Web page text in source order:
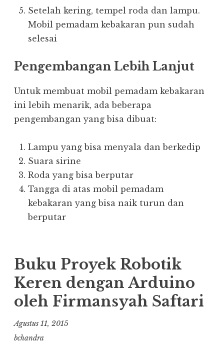
Setelah kering, tempel roda dan lampu.
Mobil pemadam kebakaran pun sudah
selesai
Pengembangan Lebih Lanjut
Untuk membuat mobil pemadam kebakaran
ini lebih menarik, ada beberapa
pengembangan yang bisa dibuat:
Lampu yang bisa menyala dan berkedip
Suara sirine
Roda yang bisa berputar
Tangga di atas mobil pemadam
kebakaran yang bisa naik turun dan
berputar
Buku Proyek Robotik
Keren dengan Arduino
oleh Firmansyah Saftari
Agustus 11, 2015
bchandra